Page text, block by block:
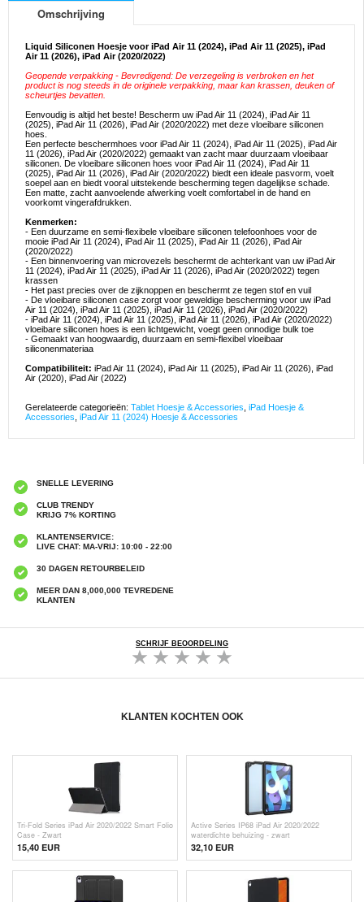
Omschrijving
Liquid Siliconen Hoesje voor iPad Air 11 (2024), iPad Air 11 (2025), iPad
Air 11 (2026), iPad Air (2020/2022)
Geopende verpakking - Bevredigend: De verzegeling is verbroken en het
product is nog steeds in de originele verpakking, maar kan krassen, deuken of
scheurtjes bevatten.
Eenvoudig is altijd het beste! Bescherm uw iPad Air 11 (2024), iPad Air 11
(2025), iPad Air 11 (2026), iPad Air (2020/2022) met deze vloeibare siliconen
hoes.
Een perfecte beschermhoes voor iPad Air 11 (2024), iPad Air 11 (2025), iPad Air
11 (2026), iPad Air (2020/2022) gemaakt van zacht maar duurzaam vloeibaar
siliconen. De vloeibare siliconen hoes voor iPad Air 11 (2024), iPad Air 11
(2025), iPad Air 11 (2026), iPad Air (2020/2022) biedt een ideale pasvorm, voelt
soepel aan en biedt vooral uitstekende bescherming tegen dagelijkse schade.
Een matte, zacht aanvoelende afwerking voelt comfortabel in de hand en
voorkomt vingerafdrukken.
Kenmerken:
- Een duurzame en semi-flexibele vloeibare siliconen telefoonhoes voor de
mooie iPad Air 11 (2024), iPad Air 11 (2025), iPad Air 11 (2026), iPad Air
(2020/2022)
- Een binnenvoering van microvezels beschermt de achterkant van uw iPad Air
11 (2024), iPad Air 11 (2025), iPad Air 11 (2026), iPad Air (2020/2022) tegen
krassen
- Het past precies over de zijknoppen en beschermt ze tegen stof en vuil
- De vloeibare siliconen case zorgt voor geweldige bescherming voor uw iPad
Air 11 (2024), iPad Air 11 (2025), iPad Air 11 (2026), iPad Air (2020/2022)
- iPad Air 11 (2024), iPad Air 11 (2025), iPad Air 11 (2026), iPad Air (2020/2022)
vloeibare siliconen hoes is een lichtgewicht, voegt geen onnodige bulk toe
- Gemaakt van hoogwaardig, duurzaam en semi-flexibel vloeibaar
siliconenmateriaa
Compatibiliteit: iPad Air 11 (2024), iPad Air 11 (2025), iPad Air 11 (2026), iPad
Air (2020), iPad Air (2022)
Gerelateerde categorieën: Tablet Hoesje & Accessories iPad Hoesje &
Accessories iPad Air 11 (2024) Hoesje & Accessories
SNELLE LEVERING
CLUB TRENDY
KRIJG 7% KORTING
KLANTENSERVICE:
LIVE CHAT: MA-VRIJ: 10:00 - 22:00
30 DAGEN RETOURBELEID
MEER DAN 8,000,000 TEVREDENE
KLANTEN
SCHRIJF BEOORDELING
KLANTEN KOCHTEN OOK
Tri-Fold Series iPad Air 2020/2022 Smart Folio
Case - Zwart
15,40 EUR
Active Series IP68 iPad Air 2020/2022
waterdichte behuizing - zwart
32,10 EUR